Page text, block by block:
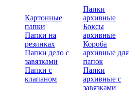
Картонные
папки
Папки на
резинках
Папки дело с
завязками
Папки с
клапаном
Папки
архивные
Боксы
архивные
Короба
архивные для
папок
Папки
архивные с
завязками